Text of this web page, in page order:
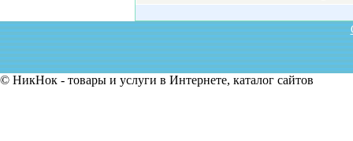
© НикНок - товары и услуги в Интернете, каталог сайтов